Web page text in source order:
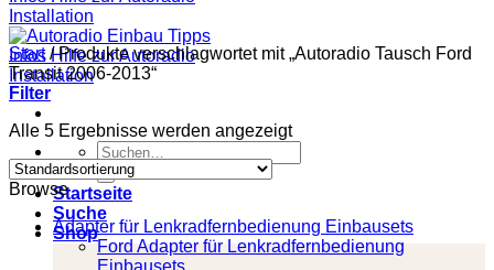
Suchen
nach:
Startseite
Suche
Shop
Start /Produkte verschlagwortet mit „Autoradio Tausch Ford
Transit 2006-2013“
Filter
Alle 5 Ergebnisse werden angezeigt
Browse
Adapter für Lenkradfernbedienung Einbausets
Ford Adapter für Lenkradfernbedienung
Einbausets